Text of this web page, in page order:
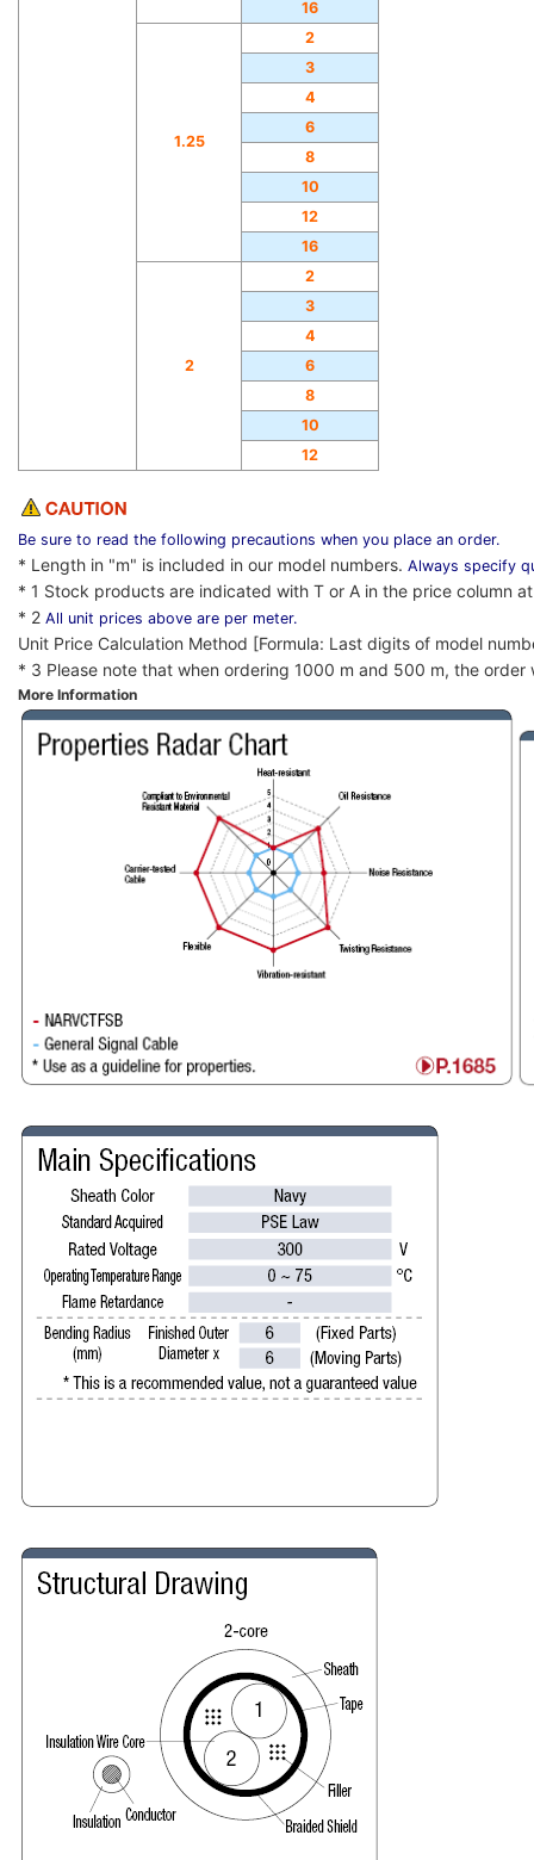
16
1.25
2
3
4
6
8
10
12
16
2
2
3
4
6
8
10
12
Be sure to read the following precautions when you place an order.
* Length in "m" is included in our model numbers. Always specify
* 1 Stock products are indicated with T or A in the price column
* 2 All unit prices above are per meter.
Unit Price Calculation Method [Formula: Last digits of model
* 3 Please note that when ordering 1000 m and 500 m, the
More Information